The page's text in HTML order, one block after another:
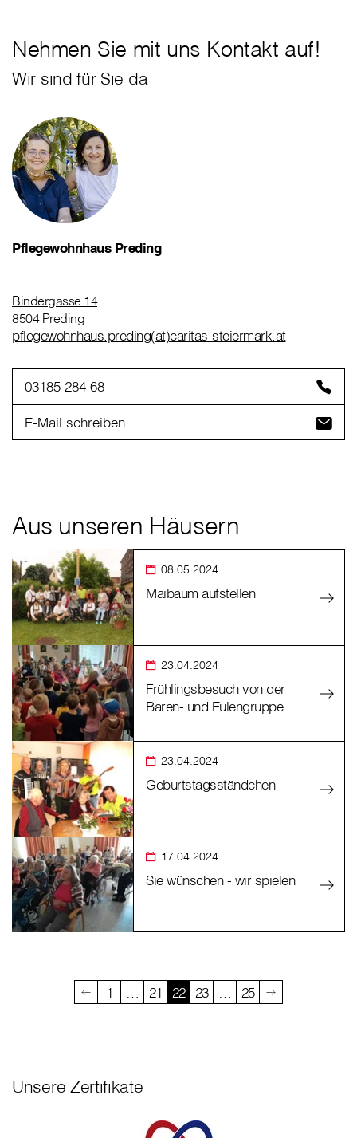
Nehmen Sie mit uns Kontakt auf!
Wir sind für Sie da
Pflegewohnhaus Preding
Bindergasse 14
8504 Preding
pflegewohnhaus.preding(at)caritas-steiermark.at
03185 284 68
E-Mail schreiben
Aus unseren Häusern
08.05.2024
Maibaum aufstellen
23.04.2024
Frühlingsbesuch von der
Bären- und Eulengruppe
23.04.2024
Geburtstagsständchen
17.04.2024
Sie wünschen - wir spielen
1 … 21 22 23 … 25
Unsere Zertifikate